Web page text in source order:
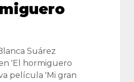
Suárez
'El hormiguero
película 'Mi gran